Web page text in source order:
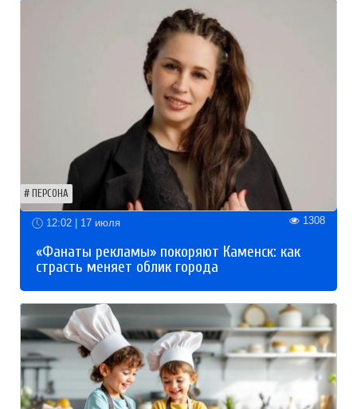
ПЕРСОНА
12:02 | 17 июля 1308
«Фанаты рекламы» покоряют Каменск: как
страсть меняет облик города